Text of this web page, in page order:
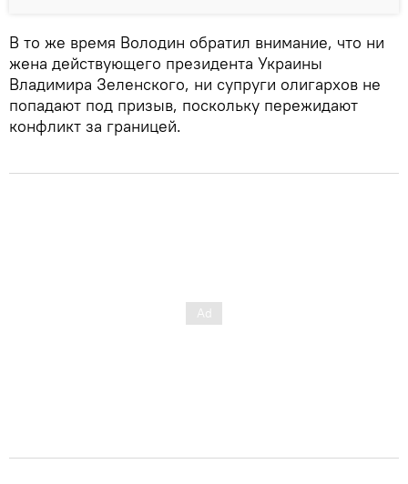
В то же время Володин обратил внимание, что ни
жена действующего президента Украины
Владимира Зеленского, ни супруги олигархов не
попадают под призыв, поскольку пережидают
конфликт за границей.